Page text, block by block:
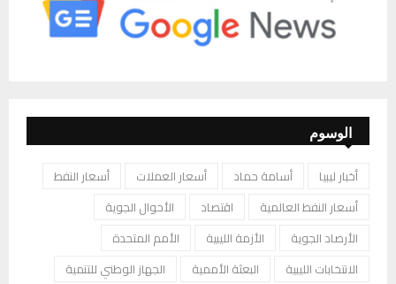
الوسوم
أخبار ليبيا أسامة حماد أسعار العملات
أسعار النفط
أسعار النفط العالمية
اقتصاد
الأحوال الجوية
الأرصاد الجوية
الأزمة الليبية
الأمم المتحدة
الانتخابات الليبية
البعثة الأممية
الجهاز الوطني للتنمية